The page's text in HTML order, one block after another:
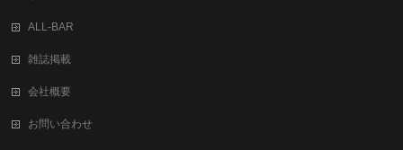
ALL-BAR
雑誌掲載
会社概要
お問い合わせ